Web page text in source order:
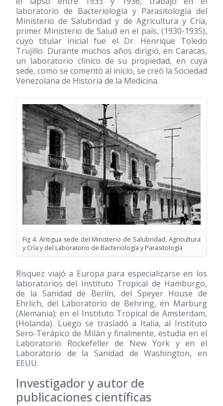
laboratorio de Bacteriología y Parasitología del
Ministerio de Salubridad y de Agricultura y Cría,
primer Ministerio de Salud en el país, (1930-1935),
cuyo titular inicial fue el Dr. Henrique Toledo
Trujillo. Durante muchos años dirigió, en Caracas,
un laboratorio clínico de su propiedad, en cuya
sede, como se comentó al inicio, se creó la Sociedad
Venezolana de Historia de la Medicina.
Fig 4. Antigua sede del Ministerio de Salubridad, Agricultura
y Cría y del Laboratorio de Bacteriología y Parasitología
Risquez viajó a Europa para especializarse en los
laboratorios del Instituto Tropical de Hamburgo,
de la Sanidad de Berlín, del Speyer House de
Ehrlich, del Laboratorio de Behring, en Marburg
(Alemania); en el Instituto Tropical de Amsterdam,
(Holanda). Luego se trasladó a Italia, al Instituto
Sero-Terápico de Milán y finalmente, estudia en el
Laboratorio Rockefeller de New York y en el
Laboratorio de la Sanidad de Washington, en
EEUU.
Investigador y autor de
publicaciones científicas